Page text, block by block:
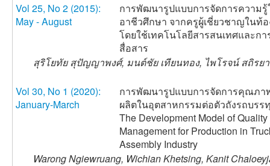
Vol 25, No 2 (2015):
May - August
การพัฒนารูปแบบการจัดการความ
อาชีวศึกษา จากครูผู้เชี่ยวชาญในท้
โดยใช้เทคโนโลยีสารสนเทศและกา
สื่อสาร
สุริโยทัย สุปัญญาพงศ์, มนต์ชัย เทียนทอง, ไพโรจน์ สถิรย
Vol 30, No 1 (2020):
January-March
การพัฒนารูปแบบการจัดการคุณภา
ผลิตในอุตสาหกรรมต่อตัวถังรถบรร
The Development Model of Quality
Management for Production in
Assembly Industry
Warong Ngiewruang, Wichian Khetsing, Kanit